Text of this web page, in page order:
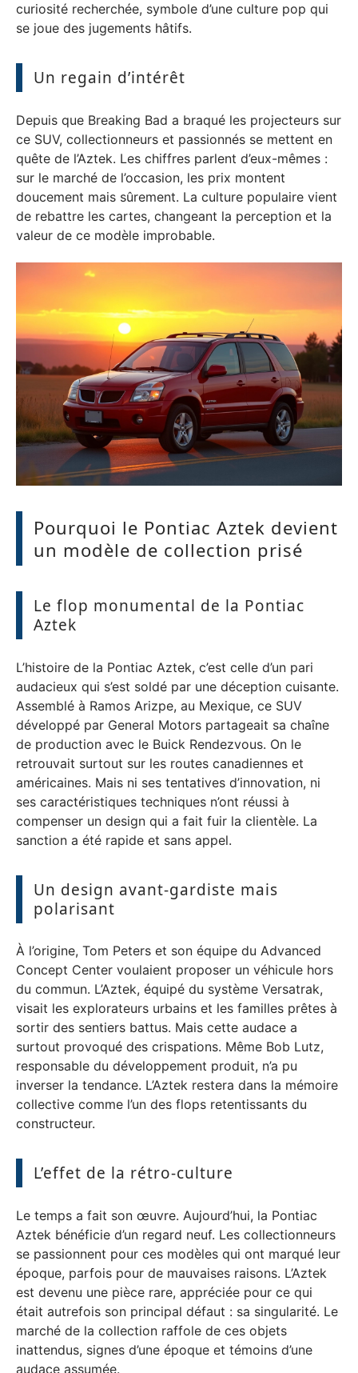
curiosité recherchée, symbole d’une culture pop qui
se joue des jugements hâtifs.
Un regain d’intérêt
Depuis que Breaking Bad a braqué les projecteurs sur
ce SUV, collectionneurs et passionnés se mettent en
quête de l’Aztek. Les chiffres parlent d’eux-mêmes :
sur le marché de l’occasion, les prix montent
doucement mais sûrement. La culture populaire vient
de rebattre les cartes, changeant la perception et la
valeur de ce modèle improbable.
Pourquoi le Pontiac Aztek devient
un modèle de collection prisé
Le flop monumental de la Pontiac
Aztek
L’histoire de la Pontiac Aztek, c’est celle d’un pari
audacieux qui s’est soldé par une déception cuisante.
Assemblé à Ramos Arizpe, au Mexique, ce SUV
développé par General Motors partageait sa chaîne
de production avec le Buick Rendezvous. On le
retrouvait surtout sur les routes canadiennes et
américaines. Mais ni ses tentatives d’innovation, ni
ses caractéristiques techniques n’ont réussi à
compenser un design qui a fait fuir la clientèle. La
sanction a été rapide et sans appel.
Un design avant-gardiste mais
polarisant
À l’origine, Tom Peters et son équipe du Advanced
Concept Center voulaient proposer un véhicule hors
du commun. L’Aztek, équipé du système Versatrak,
visait les explorateurs urbains et les familles prêtes à
sortir des sentiers battus. Mais cette audace a
surtout provoqué des crispations. Même Bob Lutz,
responsable du développement produit, n’a pu
inverser la tendance. L’Aztek restera dans la mémoire
collective comme l’un des flops retentissants du
constructeur.
L’effet de la rétro-culture
Le temps a fait son œuvre. Aujourd’hui, la Pontiac
Aztek bénéficie d’un regard neuf. Les collectionneurs
se passionnent pour ces modèles qui ont marqué leur
époque, parfois pour de mauvaises raisons. L’Aztek
est devenu une pièce rare, appréciée pour ce qui
était autrefois son principal défaut : sa singularité. Le
marché de la collection raffole de ces objets
inattendus, signes d’une époque et témoins d’une
audace assumée.